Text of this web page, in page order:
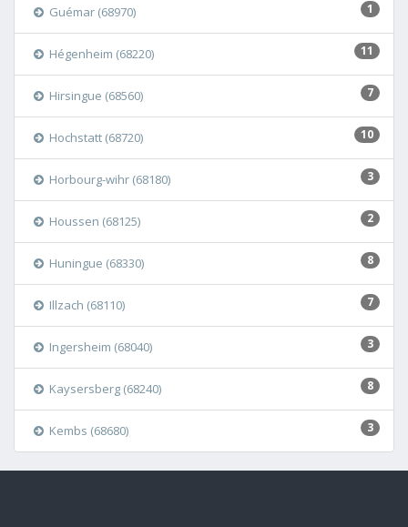
1
Guémar (68970)
11
Hégenheim (68220)
7
Hirsingue (68560)
10
Hochstatt (68720)
3
Horbourg-wihr (68180)
2
Houssen (68125)
8
Huningue (68330)
7
Illzach (68110)
3
Ingersheim (68040)
8
Kaysersberg (68240)
3
Kembs (68680)